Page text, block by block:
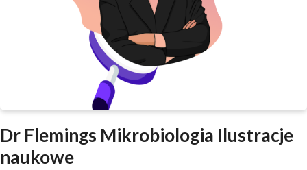
Dr Flemings Mikrobiologia Ilustracje
naukowe